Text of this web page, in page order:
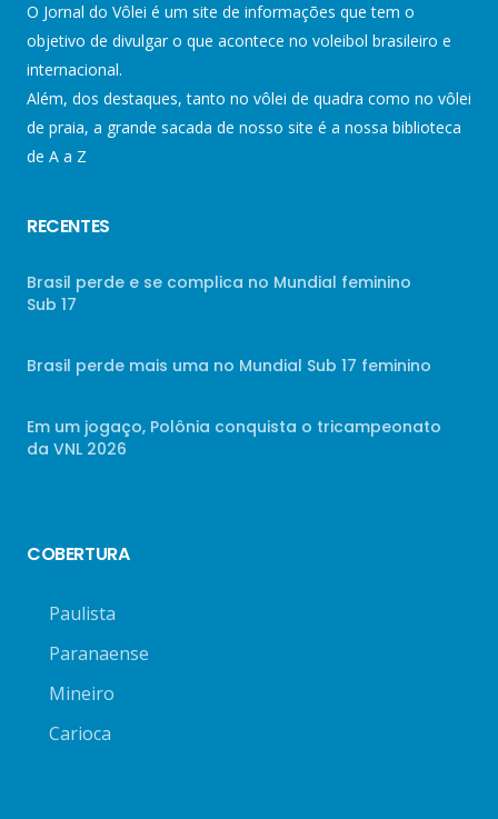
O Jornal do Vôlei é um site de informações que tem o
objetivo de divulgar o que acontece no voleibol brasileiro e
internacional.
Além, dos destaques, tanto no vôlei de quadra como no vôlei
de praia, a grande sacada de nosso site é a nossa biblioteca
de A a Z
RECENTES
Brasil perde e se complica no Mundial feminino
Sub 17
Brasil perde mais uma no Mundial Sub 17 feminino
Em um jogaço, Polônia conquista o tricampeonato
da VNL 2026
COBERTURA
Paulista
Paranaense
Mineiro
Carioca